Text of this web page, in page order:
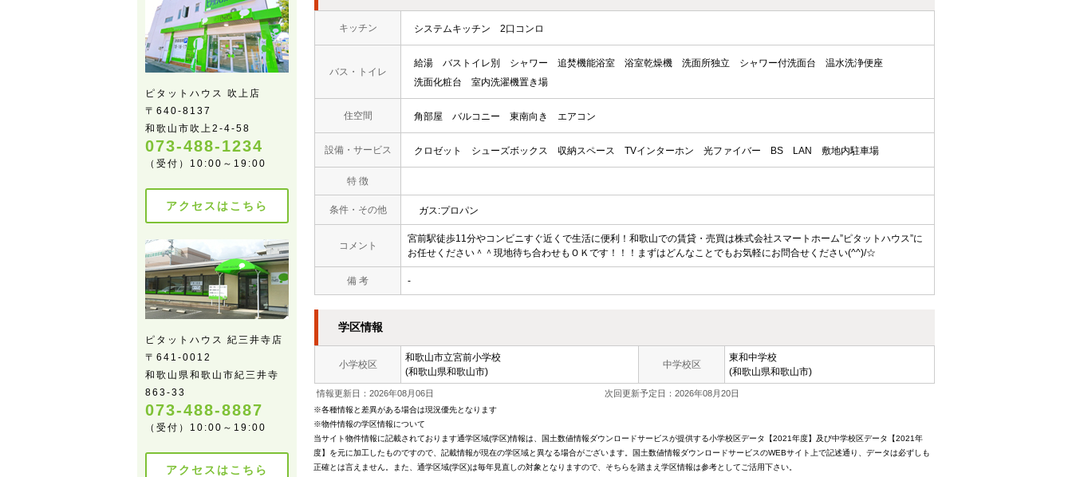
キッチン システムキッチン 2口コンロ
バス・トイレ
給湯 バストイレ別 シャワー 追焚機能浴室 浴室乾燥機 洗面所独立 シャワー付洗面台
温水洗浄便座
洗面化粧台
室内洗濯機置き場
住空間 角部屋 バルコニー 東南向き エアコン
設備・サービス クロゼット シューズボックス 収納スペース TVインターホン 光ファイバー BS LAN 敷地内駐車場
特 徴
条件・その他 ガス:プロパン
コメント
宮前駅徒歩11分やコンビニすぐ近くで生活に便利！和歌山での賃貸・売買は株式会社スマートホーム”ピタットハウス”に
お任せください＾＾現地待ち合わせもＯＫです！！！まずはどんなことでもお気軽にお問合せください(^^)/☆
備 考 -
学区情報
小学校区
和歌山市立宮前小学校
(和歌山県和歌山市)
中学校区
東和中学校
(和歌山県和歌山市)
情報更新日：2026年08月06日 次回更新予定日：2026年08月20日
※各種情報と差異がある場合は現況優先となります
※物件情報の学区情報について
当サイト物件情報に記載されております通学区域(学区)情報は、国土数値情報ダウンロードサービスが提供する小学校区データ【2021年度】及び中学校区データ【2021年
度】を元に加工したものですので、記載情報が現在の学区域と異なる場合がございます。国土数値情報ダウンロードサービスのWEBサイト上で記述通り、データは必ずしも
正確とは言えません。また、通学区域(学区)は毎年見直しの対象となりますので、そちらを踏まえ学区情報は参考としてご活用下さい。
ピタットハウス 吹上店
〒640-8137
和歌山市吹上2-4-58
073-488-1234
（受付）10:00～19:00
アクセスはこちら
ピタットハウス 紀三井寺店
〒641-0012
和歌山県和歌山市紀三井寺
863-33
073-488-8887
（受付）10:00～19:00
アクセスはこちら